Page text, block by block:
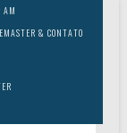
& CONTATO